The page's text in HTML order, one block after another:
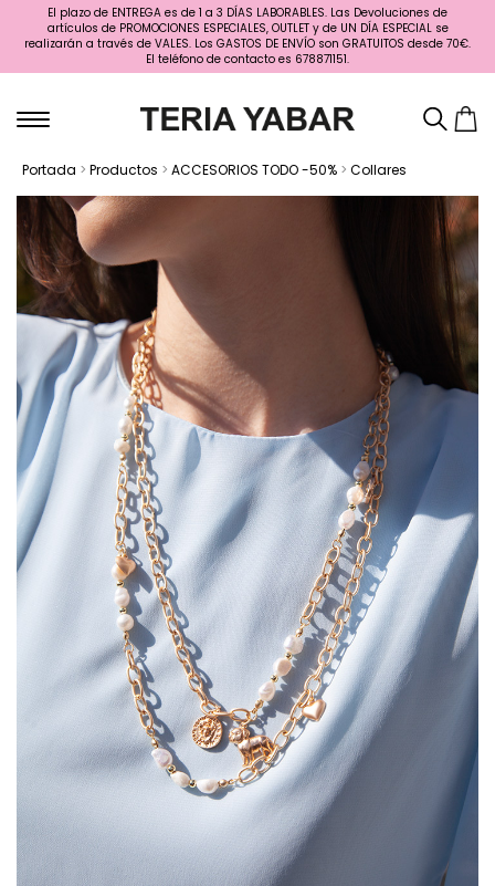
El plazo de ENTREGA es de 1 a 3 DÍAS LABORABLES. Las Devoluciones de
artículos de PROMOCIONES ESPECIALES, OUTLET y de UN DÍA ESPECIAL se
realizarán a través de VALES. Los GASTOS DE ENVÍO son GRATUITOS desde 70€.
El teléfono de contacto es 678871151.
Portada > Productos > ACCESORIOS TODO -50% > Collares